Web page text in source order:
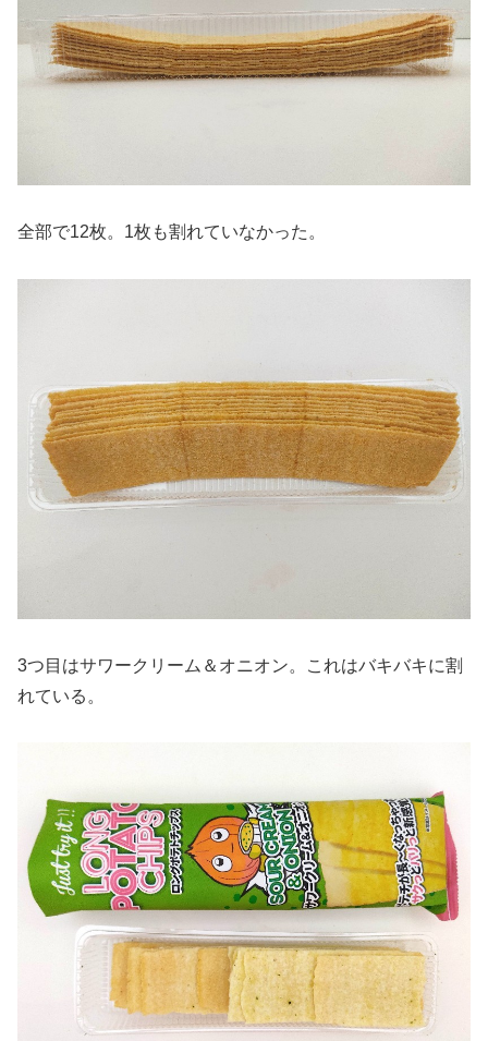
全部で12枚。1枚も割れていなかった。
3つ目はサワークリーム＆オニオン。これはバキバキに割
れている。